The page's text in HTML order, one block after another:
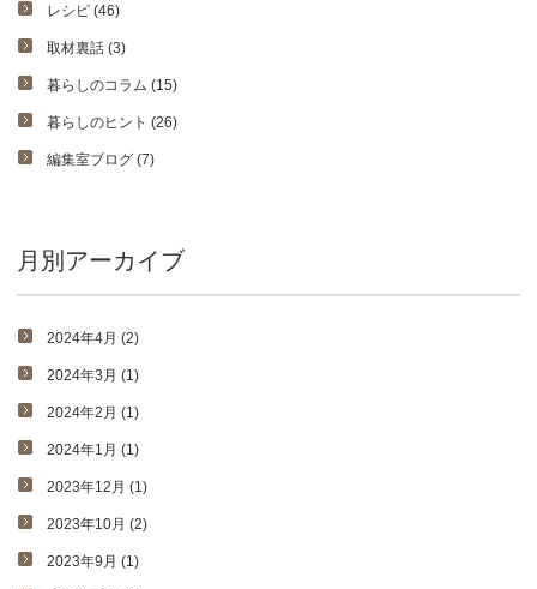
レシピ (46)
取材裏話 (3)
暮らしのコラム (15)
暮らしのヒント (26)
編集室ブログ (7)
月別アーカイブ
2024年4月 (2)
2024年3月 (1)
2024年2月 (1)
2024年1月 (1)
2023年12月 (1)
2023年10月 (2)
2023年9月 (1)